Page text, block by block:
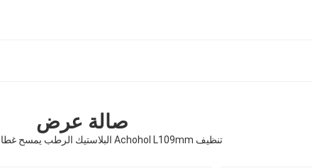
صالة عرض
تنظيف Achohol L109mm البلاستيك الرطب يمسح غطاء الوجه العلوي